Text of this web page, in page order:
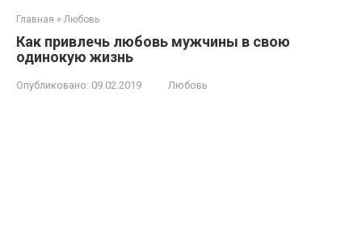
Главная » Любовь
Как привлечь любовь мужчины в свою
одинокую жизнь
Опубликовано: 09.02.2019 Любовь